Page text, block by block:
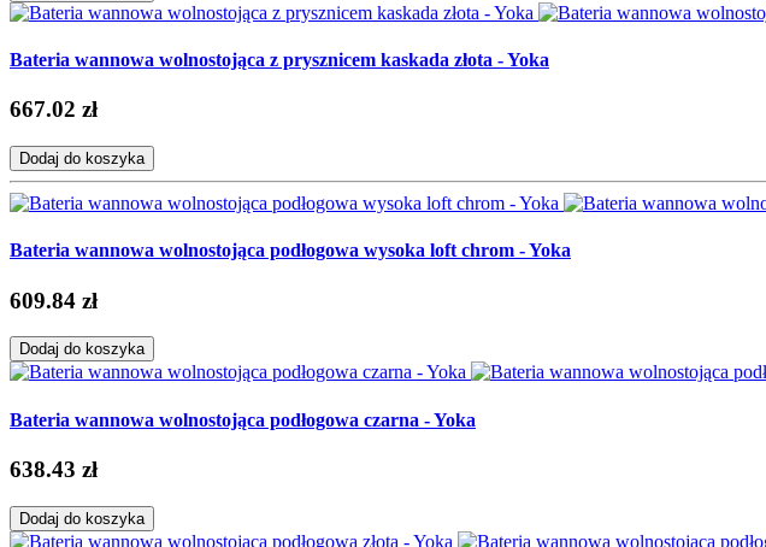
Bateria wannowa wolnostojąca z prysznicem kaskada złota - Yoka
667.02 zł
Dodaj do koszyka
Bateria wannowa wolnostojąca podłogowa wysoka loft chrom - Yoka
609.84 zł
Dodaj do koszyka
Bateria wannowa wolnostojąca podłogowa czarna - Yoka
638.43 zł
Dodaj do koszyka